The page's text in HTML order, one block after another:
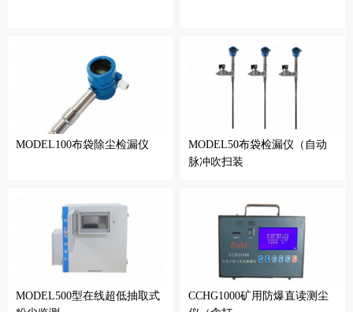
MODEL100布袋除尘检漏仪
MODEL50布袋检漏仪（自动
脉冲吹扫装
MODEL500型在线超低抽取式
CCHG1000矿用防爆直读测尘